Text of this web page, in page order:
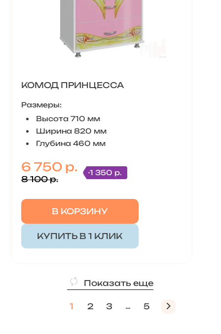
КОМОД ПРИНЦЕССА
Размеры:
Высота 710 мм
Ширина 820 мм
Глубина 460 мм
6 750 р.
8 100 р.
-1 350 р.
В КОРЗИНУ
КУПИТЬ В 1 КЛИК
Показать еще
1 2 3 5